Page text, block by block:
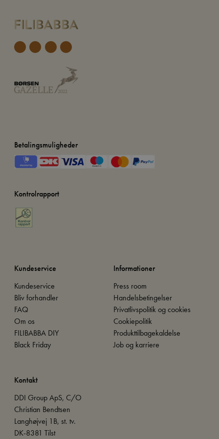
Betalingsmuligheder
Kontrolrapport
Kundeservice
Kundeservice
Bliv forhandler
FAQ
Om os
FILIBABBA DIY
Black Friday
Informationer
Press room
Handelsbetingelser
Privatlivspolitik og cookies
Cookiepolitik
Produkttilbagekaldelse
Job og karriere
Kontakt
DDI Group ApS, C/O
Christian Bendtsen
Langhøjvej 1B, st. tv.
DK-8381 Tilst